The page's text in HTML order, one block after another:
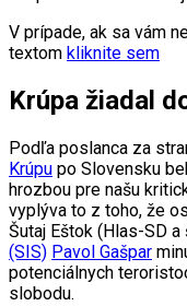
V prípade, ak sa vám
textom kliknite sem
Krúpa žiadal
Podľa poslanca za
Krúpu po Slovensku
hrozbou pre našu
vyplýva to z toho, že
Šutaj Eštok (Hlas-SD a
(SIS) Pavol Gašpar
potenciálnych
slobodu.